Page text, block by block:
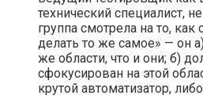
технический специалист,
группа смотрела на то, как
делать то же самое» — он
же области, что и они; б)
сфокусирован на этой
крутой автоматизатор,